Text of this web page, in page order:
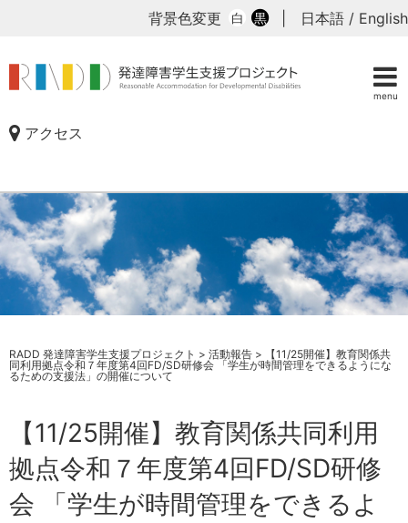
menu
背景色変更 白 黒 日本語 / English
アクセス
RADD 発達障害学生支援プロジェクト > 活動報告 >
【11/25開催】教育関係共
同利用拠点令和７年度第4回FD/SD研修会 「学生が時間管理をできるようにな
るための支援法」の開催について
【11/25開催】教育関係共同利用
拠点令和７年度第4回FD/SD研修
会 「学生が時間管理をできるよ